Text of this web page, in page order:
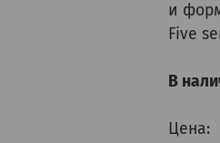
и
Five
В
Цена: